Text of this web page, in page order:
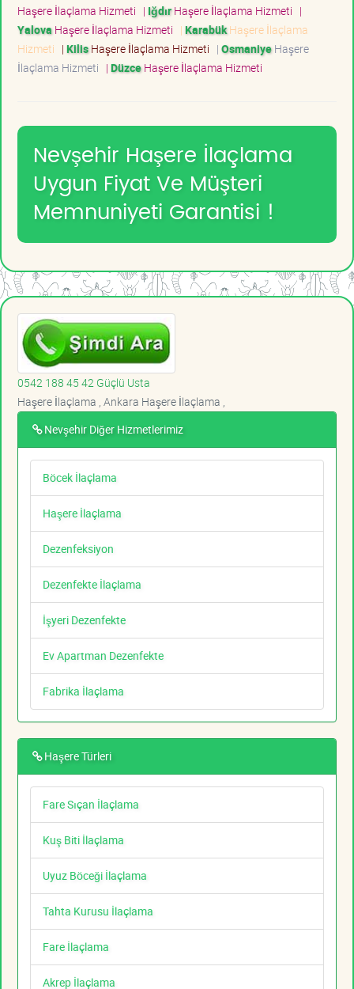
Haşere İlaçlama Hizmeti | IğdırHaşere İlaçlama Hizmeti |
Yalova Haşere İlaçlama Hizmeti | KarabükHaşere İlaçlama
Hizmeti | KilisHaşere İlaçlama Hizmeti | OsmaniyeHaşere
İlaçlama Hizmeti | DüzceHaşere İlaçlama Hizmeti
Nevşehir Haşere İlaçlama
Uygun Fiyat Ve Müşteri
Memnuniyeti Garantisi !
0542 188 45 42 Güçlü Usta
Haşere İlaçlama , Ankara Haşere İlaçlama ,
Nevşehir Diğer Hizmetlerimiz
Böcek İlaçlama
Haşere İlaçlama
Dezenfeksiyon
Dezenfekte İlaçlama
İşyeri Dezenfekte
Ev Apartman Dezenfekte
Fabrika İlaçlama
Haşere Türleri
Fare Sıçan İlaçlama
Kuş Biti İlaçlama
Uyuz Böceği İlaçlama
Tahta Kurusu İlaçlama
Fare İlaçlama
Akrep İlaçlama